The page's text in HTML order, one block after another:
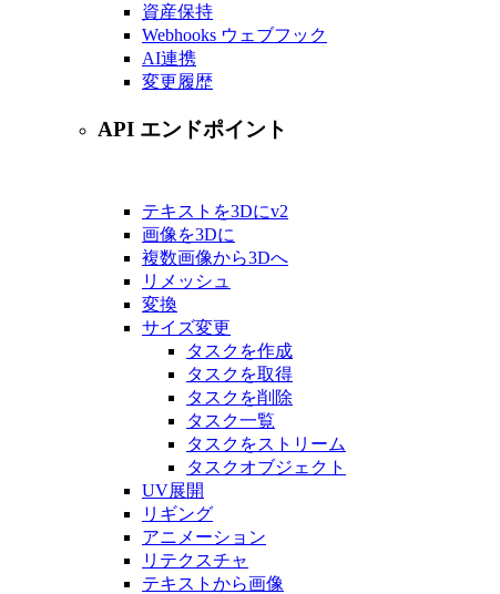
資産保持
Webhooks ウェブフック
AI連携
変更履歴
API エンドポイント
テキストを3Dにv2
画像を3Dに
複数画像から3Dへ
リメッシュ
変換
サイズ変更
タスクを作成
タスクを取得
タスクを削除
タスク一覧
タスクをストリーム
タスクオブジェクト
UV展開
リギング
アニメーション
リテクスチャ
テキストから画像